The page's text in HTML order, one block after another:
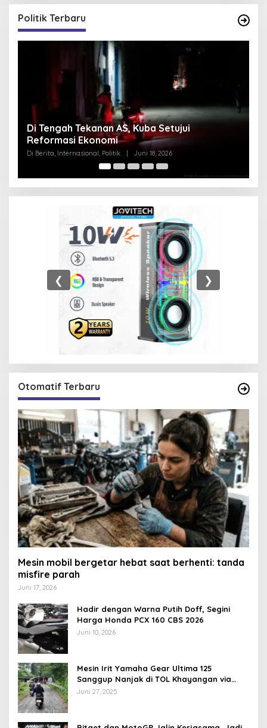
Politik Terbaru
Pentagon Hapus Kata ‘Indo’ dari Komando
Indo-Pasifik, Mengapa?
Di Berita, Internasional, Politik | Juni 18, 2026
❮ ❯
Otomatif Terbaru
Mesin mobil bergetar hebat saat berhenti: tanda
misfire parah
Juni 17, 2026
Hadir dengan Warna Putih Doff, Segini
Harga Honda PCX 160 CBS 2026
Juni 10, 2026
Mesin Irit Yamaha Gear Ultima 125
Sanggup Nanjak di TOL Khayangan via
Krakalan?
Juni 27, 2025